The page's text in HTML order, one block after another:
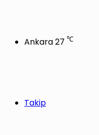
Ankara27 ℃
Takip